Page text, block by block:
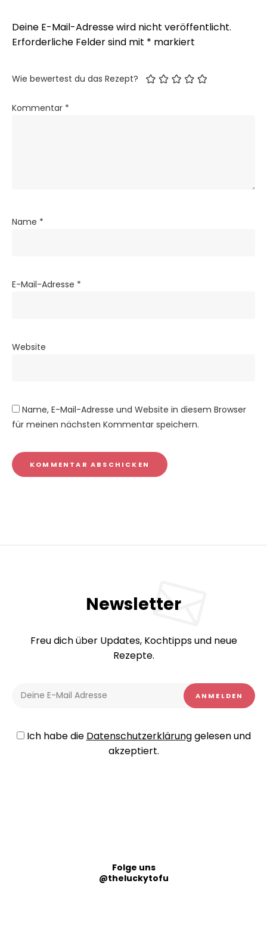
Deine E-Mail-Adresse wird nicht veröffentlicht.
Erforderliche Felder sind mit * markiert
Wie bewertest du das Rezept?
Kommentar *
Name *
E-Mail-Adresse *
Website
Name, E-Mail-Adresse und Website in diesem Browser
für meinen nächsten Kommentar speichern.
Newsletter
Freu dich über Updates, Kochtipps und neue
Rezepte.
Ich habe die Datenschutzerklärunggelesen und
akzeptiert.
Folge uns
@theluckytofu